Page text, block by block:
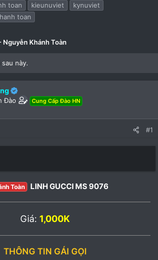
toan
kieunuviet
kynuviet
toan
Nguyễn Khánh Toàn
này.
Đào Cung Cấp Đào HN
#1
Toàn LINH GUCCI MS 9076
Giá: 1,000K
THÔNG TIN GÁI GỌI